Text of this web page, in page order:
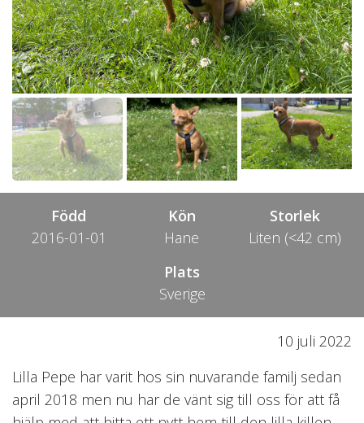
Född
2016-01-01
Kön
Hane
Storlek
Liten (<42 cm)
Plats
Sverige
10 juli 2022
Lilla Pepe har varit hos sin nuvarande familj sedan
april 2018 men nu har de vänt sig till oss för att få